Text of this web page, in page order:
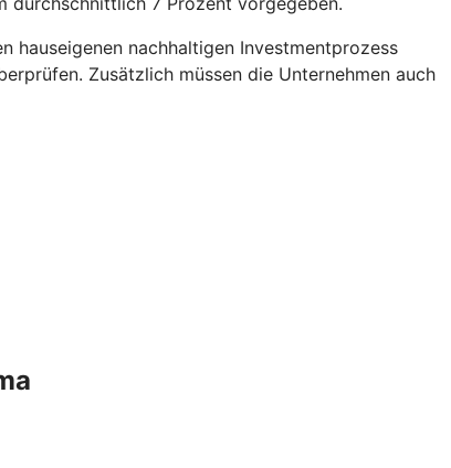
hauseigenen nachhaltigen Investmentprozess
Zusätzlich müssen die Unternehmen auch